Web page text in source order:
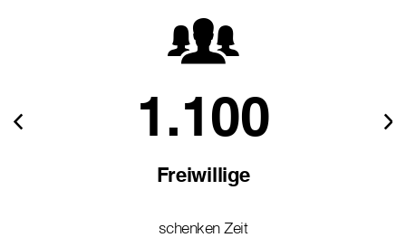
1.100
Freiwillige
schenken Zeit